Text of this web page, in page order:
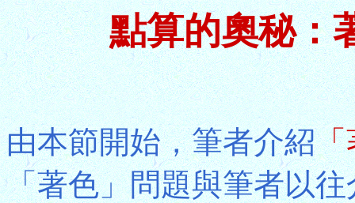
點算的奧秘：
由本節開始，筆者介紹「
「著色」問題與筆者以